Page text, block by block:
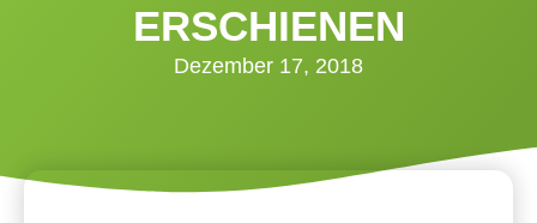
ERSCHIENEN
Dezember 17, 2018